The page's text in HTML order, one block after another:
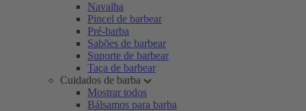
Navalha
Pincel de barbear
Pré-barba
Sabões de barbear
Suporte de barbear
Taça de barbear
Cuidados de barba
Mostrar todos
Bálsamos para barba